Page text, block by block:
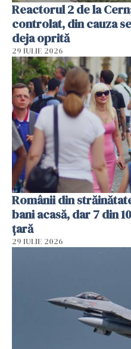
Reactorul 2 de la
controlat, din cauza
deja oprită
29 IULIE 2026
Românii din
bani acasă, dar 7 din
țară
29 IULIE 2026